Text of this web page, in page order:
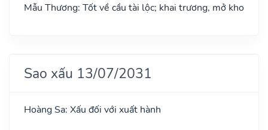
Mẫu Thương: Tốt về cầu tài lộc; khai trương, mở kho
Sao xấu 13/07/2031
Hoàng Sa: Xấu đối với xuất hành